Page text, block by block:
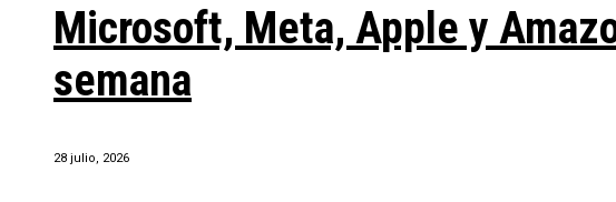
Microsoft, Meta, Apple y
semana
28 julio, 2026